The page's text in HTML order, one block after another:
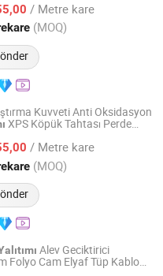
/ Metre kare
(MOQ)
Kuvveti Anti Oksidasyon
XPS Köpük Tahtası Perde
/ Metre kare
(MOQ)
Materials Co., Ltd.
Alev Geciktirici
Folyo Cam Elyaf Tüp Kablo
Ltd.